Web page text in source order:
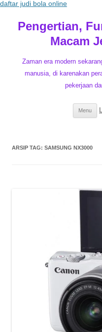
daftar judi bola online
Pengertian,
Macam
Zaman era modern
manusia, di karenakan
pekerjaan
Menu
ARSIP TAG: SAMSUNG NX3000